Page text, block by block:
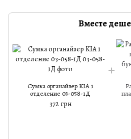
Вместе
Сумка органайзер KIA 1
отделение 03-058-1Д
372 грн